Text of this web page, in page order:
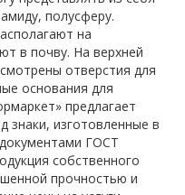
полусферу.
на
в почву. На верхней
отверстия для
основания для
предлагает
знаки, изготовленные в
ГОСТ
собственного
прочностью и